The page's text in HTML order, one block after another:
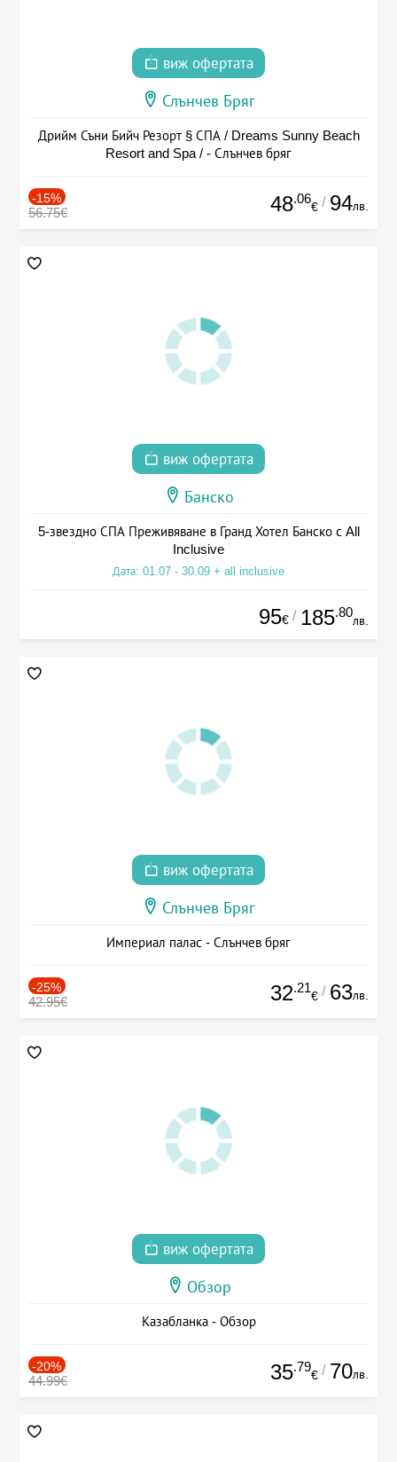
виж офертата
Слънчев Бряг
Дрийм Съни Бийч Резорт § СПА / Dreams Sunny Beach
Resort and Spa / - Слънчев бряг
-15%
56.75€ 48.06
€ / 94лв.
виж офертата
Банско
5-звездно СПА Преживяване в Гранд Хотел Банско с All
Inclusive
Дата: 01.07 - 30.09 + all inclusive
95€ / 185.80
лв.
виж офертата
Слънчев Бряг
Империал палас - Слънчев бряг
-25%
42.95€ 32.21
€ / 63лв.
виж офертата
Обзор
Казабланка - Обзор
-20%
44.99€ 35.79
€ / 70лв.